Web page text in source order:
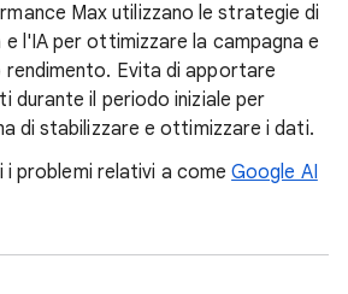
Max utilizzano le strategie di
l'IA per ottimizzare la campagna e
Evita di apportare
durante il periodo iniziale per
di stabilizzare e ottimizzare i dati.
i problemi relativi a comeGoogle AI